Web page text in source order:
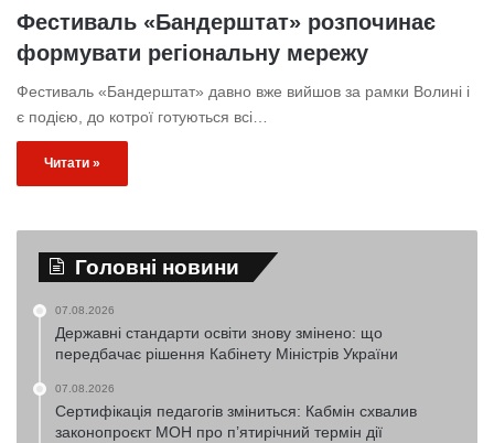
Фестиваль «Бандерштат» розпочинає
формувати регіональну мережу
Фестиваль «Бандерштат» давно вже вийшов за рамки Волині і
є подією, до котрої готуються всі…
Читати »
Головні новини
07.08.2026
Державні стандарти освіти знову змінено: що
передбачає рішення Кабінету Міністрів України
07.08.2026
Сертифікація педагогів зміниться: Кабмін схвалив
законопроєкт МОН про п’ятирічний термін дії